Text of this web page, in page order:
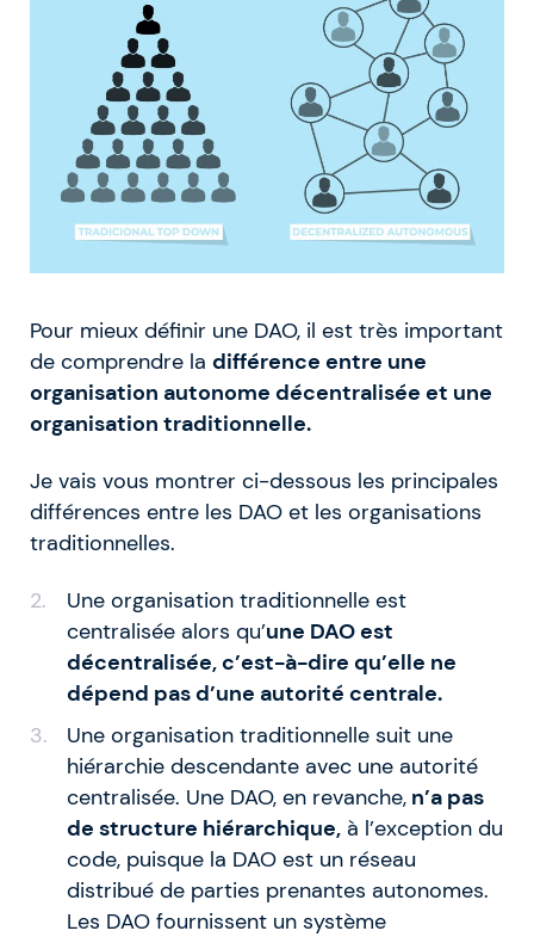
Pour mieux définir une DAO, il est très important
de comprendre la différence entre une
organisation autonome décentralisée et une
organisation traditionnelle.
Je vais vous montrer ci-dessous les principales
différences entre les DAO et les organisations
traditionnelles.
Une organisation traditionnelle est
centralisée alors qu’une DAO est
décentralisée, c’est-à-dire qu’elle ne
dépend pas d’une autorité centrale.
Une organisation traditionnelle suit une
hiérarchie descendante avec une autorité
centralisée. Une DAO, en revanche,n’a pas
de structure hiérarchique,à l’exception du
code, puisque la DAO est un réseau
distribué de parties prenantes autonomes.
Les DAO fournissent un système